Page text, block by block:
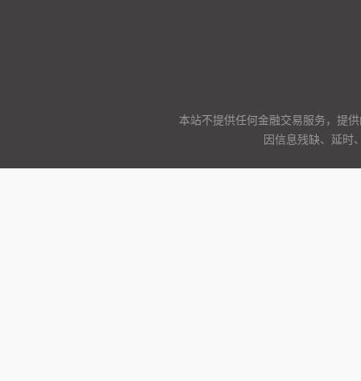
本站不提供任何金融交易服务，提
因信息残缺、延时